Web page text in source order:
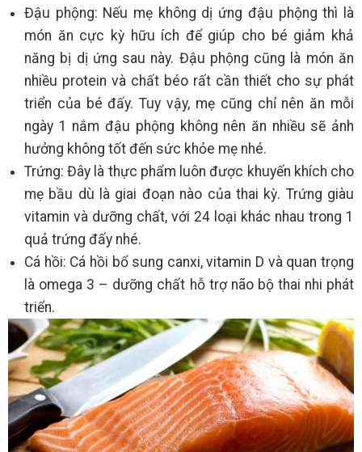
Đậu phộng: Nếu mẹ không dị ứng đậu phộng thì là
món ăn cực kỳ hữu ích để giúp cho bé giảm khả
năng bị dị ứng sau này. Đậu phộng cũng là món ăn
nhiều protein và chất béo rất cần thiết cho sự phát
triển của bé đấy. Tuy vậy, mẹ cũng chỉ nên ăn mỗi
ngày 1 nắm đậu phộng không nên ăn nhiều sẽ ảnh
hưởng không tốt đến sức khỏe mẹ nhé.
Trứng: Đây là thực phẩm luôn được khuyến khích cho
mẹ bầu dù là giai đoạn nào của thai kỳ. Trứng giàu
vitamin và dưỡng chất, với 24 loại khác nhau trong 1
quả trứng đấy nhé.
Cá hồi: Cá hồi bổ sung canxi, vitamin D và quan trọng
là omega 3 – dưỡng chất hỗ trợ não bộ thai nhi phát
triển.